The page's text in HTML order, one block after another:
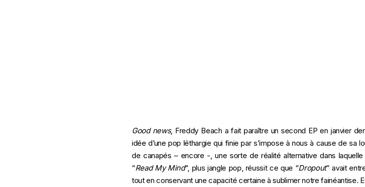
Good news, Freddy Beach a fait paraître un second EP en janvier
idée d’une pop léthargie qui finie par s’impose à nous à cause de sa
de canapés – encore -, une sorte de réalité alternative dans
“Read My Mind“, plus jangle pop, réussit ce que “Dropout” avait
tout en conservant une capacité certaine à sublimer notre fainéantise.